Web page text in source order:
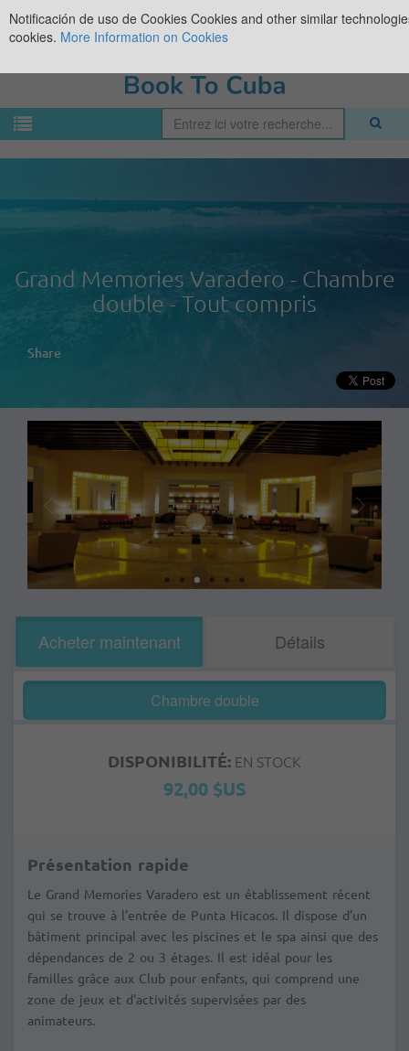
Grand Memories Varadero - Chambre
double - Tout compris
Share
Acheter maintenant Détails
Chambre double
DISPONIBILITÉ: EN STOCK
92,00 $US
Présentation rapide
Le Grand Memories Varadero est un établissement récent
qui se trouve à l’entrée de Punta Hicacos. Il dispose d’un
bâtiment principal avec les piscines et le spa ainsi que des
dépendances de 2 ou 3 étages. Il est idéal pour les
familles grâce aux Club pour enfants, qui comprend une
zone de jeux et d'activités supervisées par des
animateurs.
Notificación de uso de Cookies Cookies and other similar
cookies. More Information on Cookies